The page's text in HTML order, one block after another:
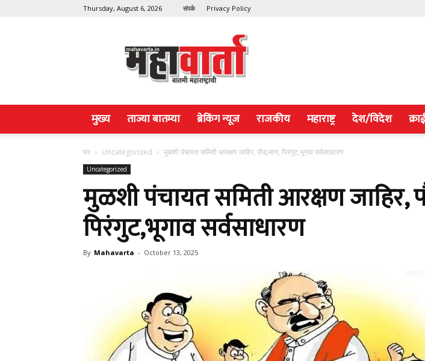
Thursday, August 6, 2026 संपर्क Privacy Policy
Varta
मुख्य ताज्या बातम्या ब्रेकिंग न्यूज राजकीय महाराष्ट्र देश/विदेश
घर Uncategorized मुळशी पंचायत समिती आरक्षण जाहिर, पौड,माण, पिरंगुट,भूगाव सर्वसाधारण
Uncategorized
मुळशी पंचायत समिती आरक्षण जाहिर,
पिरंगुट,भूगाव सर्वसाधारण
By Mahavarta - October 13, 2025